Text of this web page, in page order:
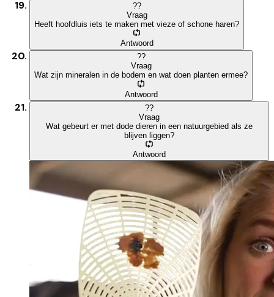
??
Vraag
Heeft hoofdluis iets te maken met vieze of schone haren?
Antwoord
??
Vraag
Wat zijn mineralen in de bodem en wat doen planten ermee?
Antwoord
??
Vraag
Wat gebeurt er met dode dieren in een natuurgebied als ze
blijven liggen?
Antwoord